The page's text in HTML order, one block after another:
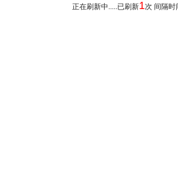
正在刷新中.....已刷新1次 间隔时